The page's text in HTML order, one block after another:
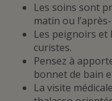
Les soins sont
matin ou
Les peignoirs
curistes.
Pensez à
bonnet de bain
La visite